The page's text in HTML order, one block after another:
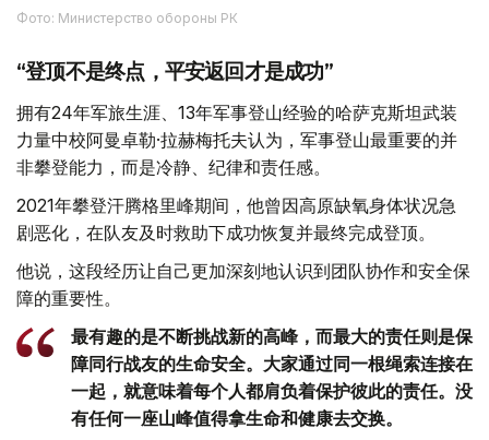
Фото: Министерство обороны РК
“登顶不是终点，平安返回才是成功”
拥有24年军旅生涯、13年军事登山经验的哈萨克斯坦武装
力量中校阿曼卓勒·拉赫梅托夫认为，军事登山最重要的并
非攀登能力，而是冷静、纪律和责任感。
2021年攀登汗腾格里峰期间，他曾因高原缺氧身体状况急
剧恶化，在队友及时救助下成功恢复并最终完成登顶。
他说，这段经历让自己更加深刻地认识到团队协作和安全保
障的重要性。
最有趣的是不断挑战新的高峰，而最大的责任则是保
障同行战友的生命安全。大家通过同一根绳索连接在
一起，就意味着每个人都肩负着保护彼此的责任。没
有任何一座山峰值得拿生命和健康去交换。